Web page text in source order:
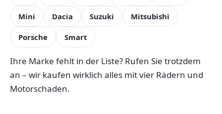
Mini Dacia Suzuki Mitsubishi
Porsche Smart
Ihre Marke fehlt in der Liste? Rufen Sie trotzdem
an – wir kaufen wirklich alles mit vier Rädern und
Motorschaden.